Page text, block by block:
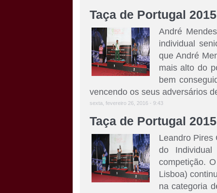
Taça de Portugal
André
individual
que André
mais alto do
bem
vencendo os seus adversários
sexta, fevereiro 26, 2016 - 9:43
Taça de Portugal
Leandro
do
competição.
Lisboa)
na categoria